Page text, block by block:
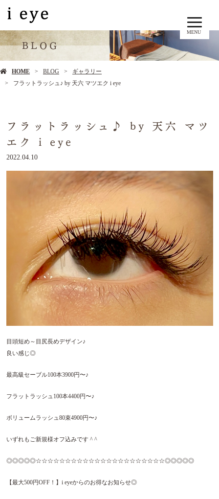
MENU
BLOG
HOME BLOG
ギャラリー
フラットラッシュ♪ by 天六 マツエク i eye
フラットラッシュ♪ by 天六 マツ
エク i eye
2022.04.10
目頭短め～目尻長めデザイン♪
良い感じ◎
最高級セーブル100本3900円〜♪
フラットラッシュ100本4400円〜♪
ボリュームラッシュ80束4900円〜♪
いずれもご新規様オフ込みです^ ^
◎◎◎◎◎☆☆☆☆☆☆☆☆☆☆☆☆☆☆☆☆☆☆☆☆☆☆◎◎◎◎◎
【最大500円OFF！】i eyeからのお得なお知らせ◎